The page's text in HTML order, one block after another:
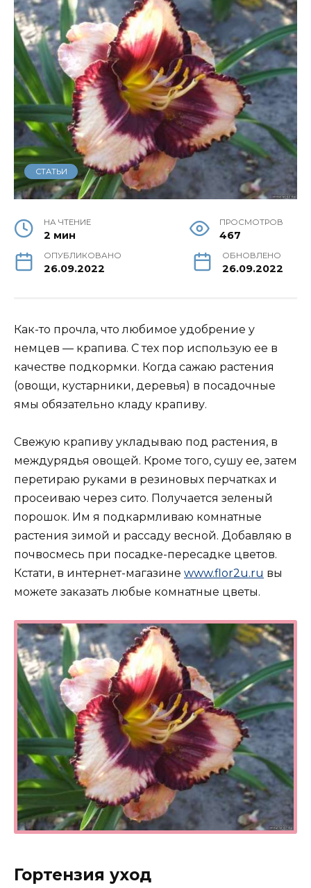
СТАТЬИ
НА ЧТЕНИЕ
2 мин
ПРОСМОТРОВ
467
ОПУБЛИКОВАНО
26.09.2022
ОБНОВЛЕНО
26.09.2022
Как-то прочла, что любимое удобрение у
немцев — крапива. С тех пор использую ее в
качестве подкормки. Когда сажаю растения
(овощи, кустарники, деревья) в посадочные
ямы обязательно кладу крапиву.
Свежую крапиву укладываю под растения, в
междурядья овощей. Кроме того, сушу ее, затем
перетираю руками в резиновых перчатках и
просеиваю через сито. Получается зеленый
порошок. Им я подкармливаю комнатные
растения зимой и рассаду весной. Добавляю в
почвосмесь при посадке-пересадке цветов.
Кстати, в интернет-магазине www.flor2u.ru вы
можете заказать любые комнатные цветы.
Гортензия уход